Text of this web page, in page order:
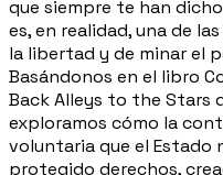
que siempre te han
es, en realidad, una de
la libertad y de minar el
Basándonos en el libro
Back Alleys to the Stars
exploramos cómo la
voluntaria que el Estado
protegido derechos,